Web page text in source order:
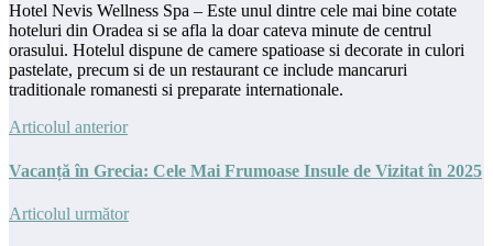
Hotel Nevis Wellness Spa – Este unul dintre cele mai bine cotate
hoteluri din Oradea si se afla la doar cateva minute de centrul
orasului. Hotelul dispune de camere spatioase si decorate in culori
pastelate, precum si de un restaurant ce include mancaruri
traditionale romanesti si preparate internationale.
Articolul anterior
Vacanță în Grecia: Cele Mai Frumoase Insule de Vizitat în 2025
Articolul următor